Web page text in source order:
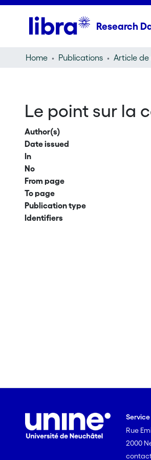
Research
Home Publications
Le point sur la
Author(s)
Date issued
In
No
From page
To page
Publication type
Identifiers
Rue
2000